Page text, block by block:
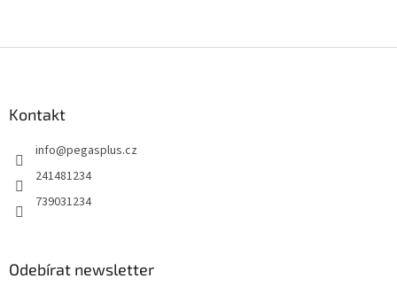
Kontakt
info@pegasplus.cz
241481234
739031234
Odebírat newsletter